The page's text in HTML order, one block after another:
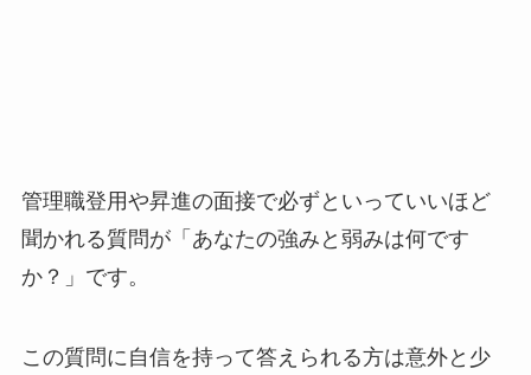
管理職登用や昇進の面接で必ずといっていいほど
聞かれる質問が「あなたの強みと弱みは何です
か？」です。
この質問に自信を持って答えられる方は意外と少